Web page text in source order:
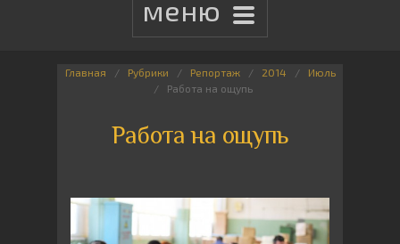
Главная Рубрики Репортаж 2014
Июль
Работа на ощупь
Работа на ощупь